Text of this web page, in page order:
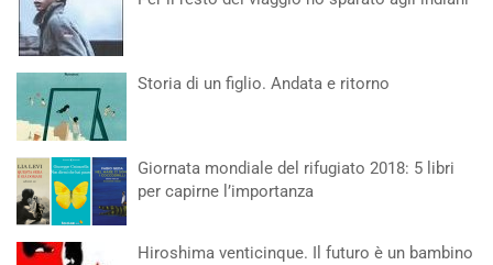
Storia di un figlio. Andata e ritorno
Giornata mondiale del rifugiato 2018: 5 libri
per capirne l’importanza
Hiroshima venticinque. Il futuro è un bambino